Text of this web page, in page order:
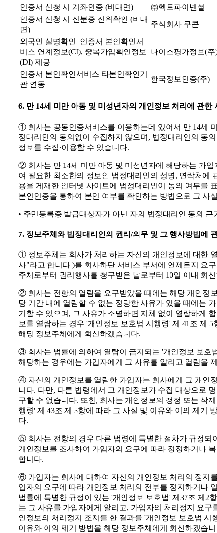
인증서 신청 시 계좌인증 (비대면)
㈜헥토파이넨셜
인증서 신청 시 신분증 진위확인 (비대
면)
주식회사 쿠콘
외국인 실명확인, 인증서 본인확인서
비스 연계정보(CI), 중복가입확인정보
(DI) 제공
나이스평가정보(
인증서 본인확인서비스 타본인확인기
관 연동
한국정보인증(주)
6. 만 14세 미만 아동 및 미성년자의 개인정보 처리에 관한
① 회사는 공동인증서비스를 이용하는데 있어서 만 14세
정대리인의 동의없이 수집하지 않으며, 법정대리인의 동
정보를 수집·이용할 수 있습니다.
② 회사는 만 14세 미만 아동 및 미성년자에 해당하는 가
여 필요한 최소한의 정보인 법정대리인의 성명, 연락처에
용을 게재한 인터넷 사이트에 법정대리인이 동의 여부를
본인인증을 통하여 본인 여부를 확인하는 방법으로 그 사
• 주민등록증 발급대상자가 아닌 자의 법정대리인 동의
7. 정보주체와 법정대리인의 권리/의무 및 그 행사방법에
① 정보주체는 회사가 처리하는 자신의 개인정보에 대한
사"라고 합니다.)를 회사하단 서비스 부서에 언제든지 요
주체로부터 권리행사를 청구받은 날로부터 10일 이내 회
② 회사는 전항의 열람을 요구받았을 때에는 해당 개인정
당 기간 내에 열람할 수 없는 정당한 사유가 있을 때에는
기할 수 있으며, 그 사유가 소멸하면 지체 없이 열람하게
보를 열람하는 경우 '개인정보 보호법 시행령' 제 41조 제
해당 정보주체에게 회신하겠습니다.
③ 회사는 법률에 의하여 열람이 금지되는 '개인정보 보호
해당하는 경우에는 가입자에게 그 사유를 알리고 열람을
④ 자신의 개인정보를 열람한 가입자는 회사에게 그 개인
니다. 다만, 다른 법령에서 그 개인정보가 수집 대상으로
구할 수 없습니다. 또한, 회사는 개인정보의 정정 또는 삭
행령' 제 43조 제 3항에 따라 그 사실 및 이유와 이의 제기
다.
⑤ 회사는 전항의 경우 다른 법령에 특별한 절차가 규정되
개인정보를 조사하여 가입자의 요구에 따라 정정하거나
합니다.
⑥ 가입자는 회사에 대하여 자신의 개인정보 처리의 정지
입자의 요구에 따라 개인정보 처리의 전부를 정지하거나
법률에 특별한 규정이 있는 '개인정보 보호법' 제37조 제2
는 그 사유를 가입자에게 알리고, 가입자의 처리정지 요구
인정보의 처리정지 조치를 한 결과를 '개인정보 보호법 시
이유와 이의 제기 방법을 해당 정보주체에게 회신하겠습